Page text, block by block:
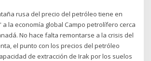
rusa del precio del petróleo tiene en
a la economía global Campo petrolífero cerca
No hace falta remontarse a la crisis del
el punto con los precios del petróleo
de extracción de Irak por los suelos